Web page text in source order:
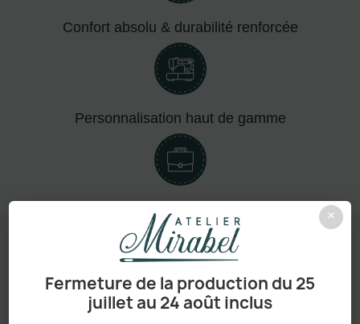
×
Fermeture de la production du 25
juillet au 24 août inclus
Confort absolu & durabilité renforcée
Personnalisation haut de gamme
Adapté aux pros comme aux particuliers
Sans minimum de commande